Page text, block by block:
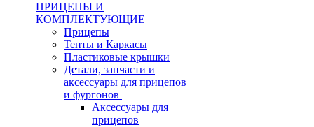
ПРИЦЕПЫ И
КОМПЛЕКТУЮЩИЕ
Прицепы
Тенты и Каркасы
Пластиковые крышки
Детали, запчасти и
аксессуары для прицепов
и фургонов
Аксессуары для
прицепов